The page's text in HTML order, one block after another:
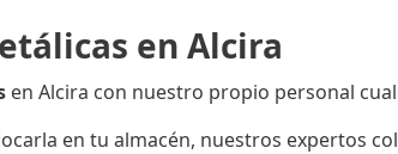
en Alcira
en Alcira con nuestro propio personal
en tu almacén, nuestros expertos